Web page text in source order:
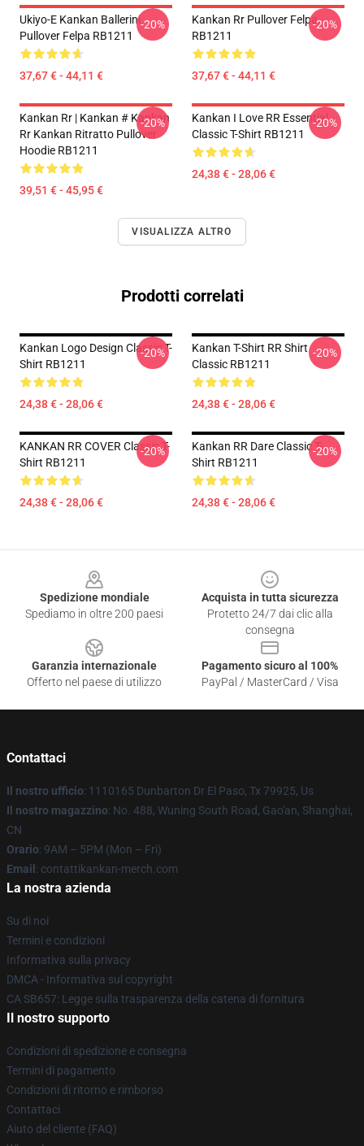
Ukiyo-E Kankan Ballerini
Pullover Felpa RB1211
37,67 € - 44,11 €
-20%
Kankan Rr Pullover Felpa
RB1211
37,67 € - 44,11 €
-20%
Kankan Rr | Kankan # Kankan
Rr Kankan Ritratto Pullover
Hoodie RB1211
39,51 € - 45,95 €
-20%
Kankan I Love RR Essential
Classic T-Shirt RB1211
24,38 € - 28,06 €
-20%
VISUALIZZA ALTRO
Prodotti correlati
Kankan Logo Design Classic T-
Shirt RB1211
24,38 € - 28,06 €
-20%
Kankan T-Shirt RR Shirt
Classic RB1211
24,38 € - 28,06 €
-20%
KANKAN RR COVER Classic T-
Shirt RB1211
24,38 € - 28,06 €
-20%
Kankan RR Dare Classic T-
Shirt RB1211
24,38 € - 28,06 €
-20%
Spedizione mondiale
Spediamo in oltre 200 paesi
Acquista in tutta sicurezza
Protetto 24/7 dai clic alla
consegna
Garanzia internazionale
Offerto nel paese di utilizzo
Pagamento sicuro al 100%
PayPal / MasterCard / Visa
Contattaci
Il nostro ufficio: 1110165 Dunbarton Dr El Paso, Tx 79925, Us
Il nostro magazzino: No. 488, Wuning South Road, Gao'an, Shanghai,
CN
Orario: 9AM – 5PM (Mon – Fri)
Email : contattikankan-merch.com
La nostra azienda
Su di noi
Termini e condizioni
Informativa sulla privacy
DMCA - Informativa sul copyright
CA SB657: Legge sulla trasparenza della catena di fornitura
Il nostro supporto
Condizioni di spedizione e consegna
Termini di pagamento
Condizioni di ritorno e rimborso
Contattaci
Aiuto del cliente (FAQ)